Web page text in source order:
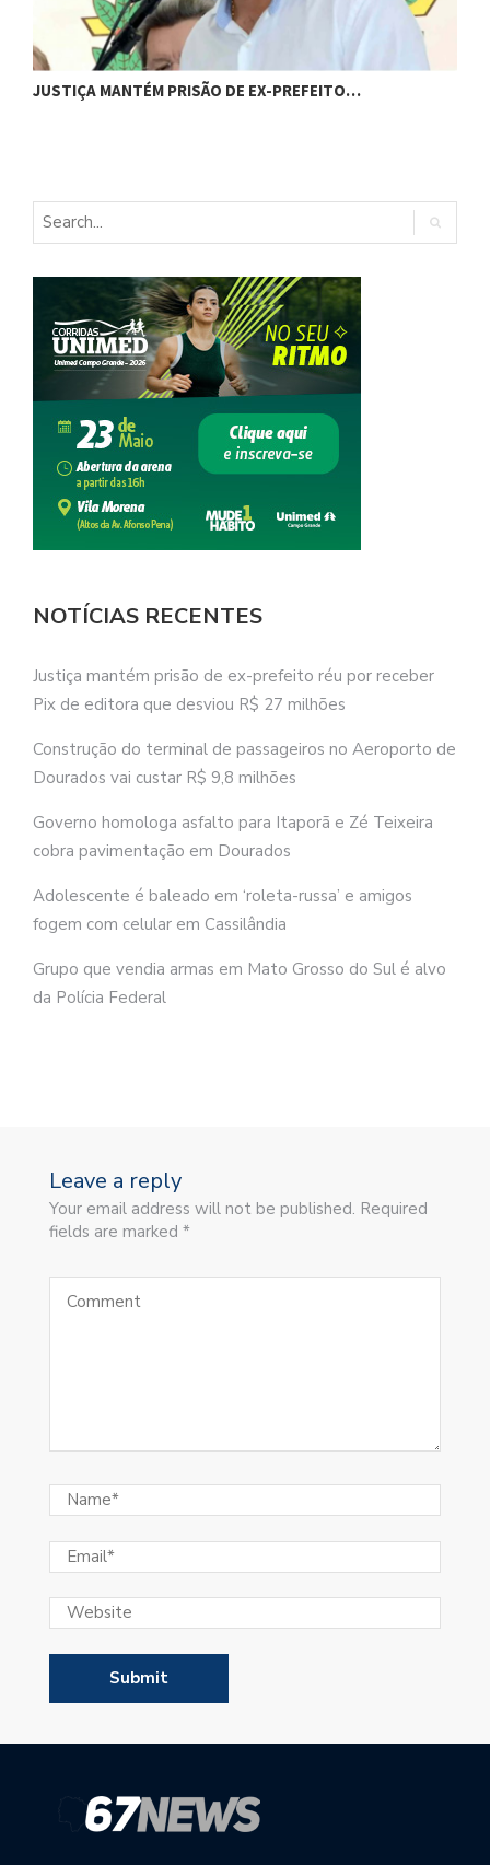
JUSTIÇA MANTÉM PRISÃO DE EX-PREFEITO…
NOTÍCIAS RECENTES
Justiça mantém prisão de ex-prefeito réu por receber
Pix de editora que desviou R$ 27 milhões
Construção do terminal de passageiros no Aeroporto de
Dourados vai custar R$ 9,8 milhões
Governo homologa asfalto para Itaporã e Zé Teixeira
cobra pavimentação em Dourados
Adolescente é baleado em ‘roleta-russa’ e amigos
fogem com celular em Cassilândia
Grupo que vendia armas em Mato Grosso do Sul é alvo
da Polícia Federal
Leave a reply
Your email address will not be published. Required
fields are marked *